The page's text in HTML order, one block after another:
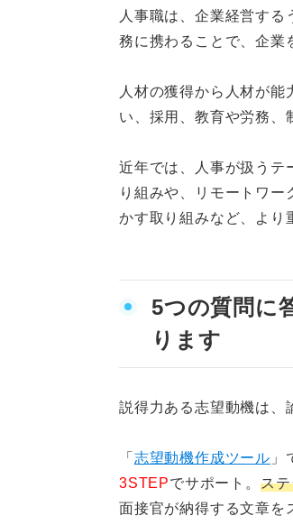
人事職は、企業経営す
務に携わることで、企業
人材の獲得から人材が
い、採用、教育や労務、
近年では、人事が扱うテ
り組みや、リモートワ
かす取り組みなど、より
5つの質問に
ります
説得力ある志望動機は、
「 志望動機作成ツール 」
3STEPでサポート。 ス
面接官が納得する文章を